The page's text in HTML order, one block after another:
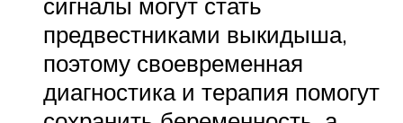
предвестниками выкидыша,
поэтому своевременная
диагностика и терапия помогут